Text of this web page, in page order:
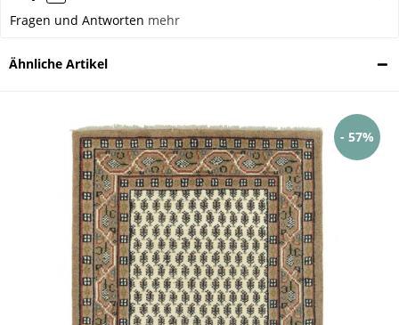
Fragen und Antworten mehr
Ähnliche Artikel
- 57%